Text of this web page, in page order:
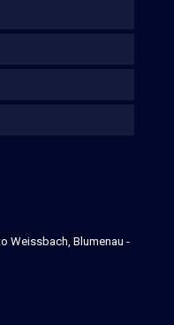
Weissbach, Blumenau -